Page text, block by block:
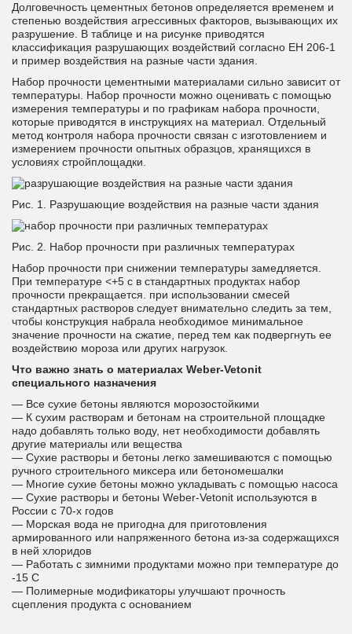
Долговечность цементных бетонов определяется временем и
степенью воздействия агрессивных факторов, вызывающих их
разрушение. В таблице и на рисунке приводятся
классификация разрушающих воздействий согласно ЕН 206-1
и пример воздействия на разные части здания.
Набор прочности цементными материалами сильно зависит от
температуры. Набор прочности можно оценивать с помощью
измерения температуры и по графикам набора прочности,
которые приводятся в инструкциях на материал. Отдельный
метод контроля набора прочности связан с изготовлением и
измерением прочности опытных образцов, хранящихся в
условиях стройплощадки.
Рис. 1. Разрушающие воздействия на разные части здания
Рис. 2. Набор прочности при различных температурах
Набор прочности при снижении температуры замедляется.
При температуре <+5 с в стандартных продуктах набор
прочности прекращается. при использовании смесей
стандартных растворов следует внимательно следить за тем,
чтобы конструкция набрала необходимое минимальное
значение прочности на сжатие, перед тем как подвергнуть ее
воздействию мороза или других нагрузок.
Что важно знать о материалах Weber-Vetonit
специального назначения
— Все сухие бетоны являются морозостойкими
— К сухим растворам и бетонам на строительной площадке
надо добавлять только воду, нет необходимости добавлять
другие материалы или вещества
— Сухие растворы и бетоны легко замешиваются с помощью
ручного строительного миксера или бетономешалки
— Многие сухие бетоны можно укладывать с помощью насоса
— Сухие растворы и бетоны Weber-Vetonit используются в
России с 70-х годов
— Морская вода не пригодна для приготовления
армированного или напряженного бетона из-за содержащихся
в ней хлоридов
— Работать с зимними продуктами можно при температуре до
-15 С
— Полимерные модификаторы улучшают прочность
сцепления продукта с основанием